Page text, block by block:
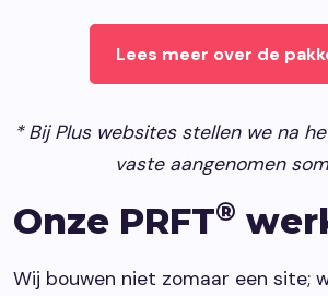
Lees meer over de
*Bij Plus websites stellen we na
vaste aangenomen
Onze PRFT®
Wij bouwen niet zomaar een site;